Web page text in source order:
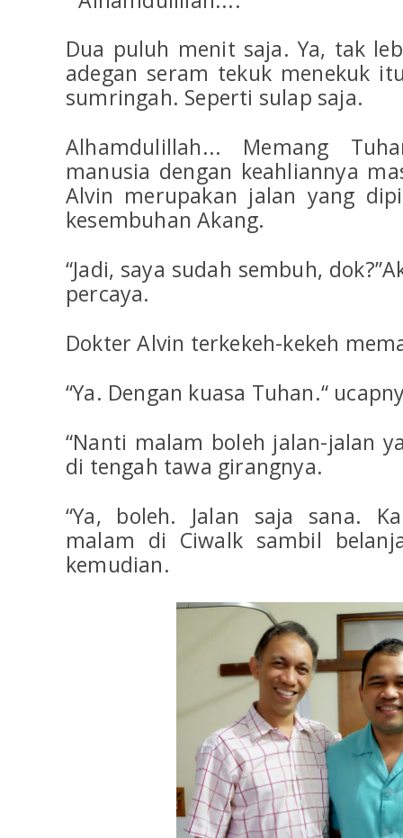
Dua puluh menit saja. Ya, tak
adegan seram tekuk menekuk
sumringah. Seperti sulap saja.
Alhamdulillah... Memang
manusia dengan keahliannya
Alvin merupakan jalan yang
kesembuhan Akang.
“Jadi, saya sudah sembuh,
percaya.
Dokter Alvin terkekeh-kekeh
“Ya. Dengan kuasa Tuhan.“
“Nanti malam boleh jalan-jalan
di tengah tawa girangnya.
“Ya, boleh. Jalan saja sana.
malam di Ciwalk sambil
kemudian.